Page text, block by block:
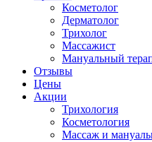
Косметолог
Дерматолог
Трихолог
Массажист
Мануальный
Отзывы
Цены
Акции
Трихология
Косметология
Массаж и